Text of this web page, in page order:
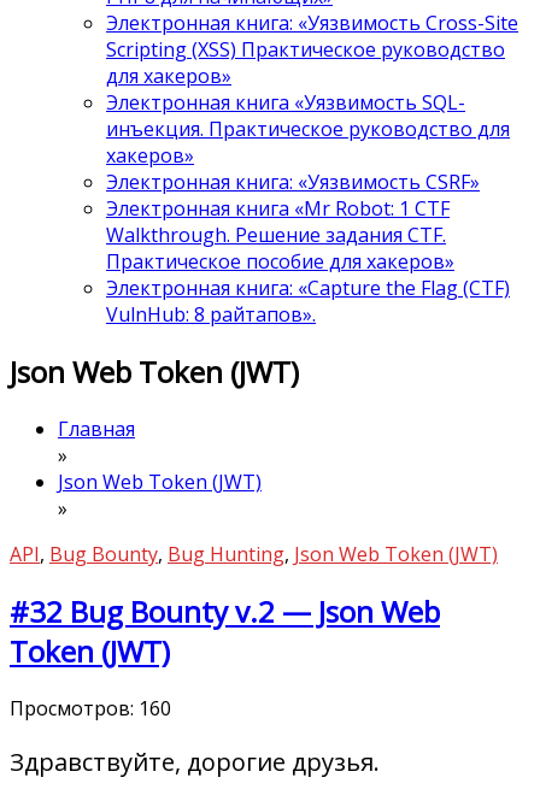
Электронная книга: «Уязвимость Cross-Site
Scripting (XSS) Практическое руководство
для хакеров»
Электронная книга «Уязвимость SQL-
инъекция. Практическое руководство для
хакеров»
Электронная книга: «Уязвимость CSRF»
Электронная книга «Mr Robot: 1 CTF
Walkthrough. Решение задания CTF.
Практическое пособие для хакеров»
Электронная книга: «Capture the Flag (CTF)
VulnHub: 8 райтапов».
Json Web Token (JWT)
Главная
»
Json Web Token (JWT)
»
API, Bug Bounty, Bug Hunting, Json Web Token (JWT)
#32 Bug Bounty v.2 — Json Web
Token (JWT)
Просмотров: 160
Здравствуйте, дорогие друзья.